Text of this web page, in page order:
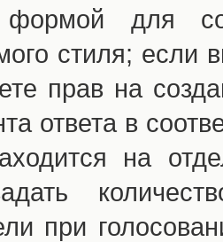
формой для
стиля; если
прав на
ответа в
на
при